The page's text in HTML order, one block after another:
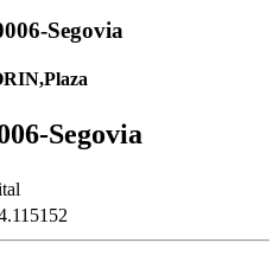
Segovia
Segovia